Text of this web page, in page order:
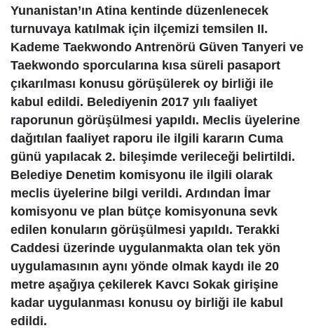
Yunanistan’ın Atina kentinde düzenlenecek
turnuvaya katılmak için ilçemizi temsilen II.
Kademe Taekwondo Antrenörü Güven Tanyeri ve
Taekwondo sporcularına kısa süreli pasaport
çıkarılması konusu görüşülerek oy birliği ile
kabul edildi. Belediyenin 2017 yılı faaliyet
raporunun görüşülmesi yapıldı. Meclis üyelerine
dağıtılan faaliyet raporu ile ilgili kararın Cuma
günü yapılacak 2. bileşimde verileceği belirtildi.
Belediye Denetim komisyonu ile ilgili olarak
meclis üyelerine bilgi verildi. Ardından İmar
komisyonu ve plan bütçe komisyonuna sevk
edilen konuların görüşülmesi yapıldı. Terakki
Caddesi üzerinde uygulanmakta olan tek yön
uygulamasının aynı yönde olmak kaydı ile 20
metre aşağıya çekilerek Kavcı Sokak girişine
kadar uygulanması konusu oy birliği ile kabul
edildi.